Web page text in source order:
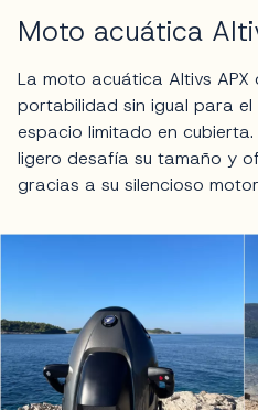
Moto acuática
La moto acuática Altivs
portabilidad sin igual para
espacio limitado en
ligero desafía su tamaño y
gracias a su silencioso